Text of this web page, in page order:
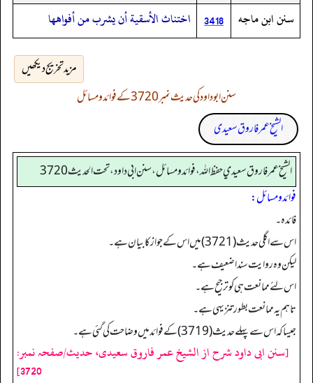
سنن ابن ماجه
3418 اختناث الأسقية أن يشرب من أفواهها
مزید تخریج دیکھیں
سنن ابوداود کی حدیث نمبر 3720 کے فوائد و مسائل
الشیخ عمر فاروق سعیدی
الشيخ عمر فاروق سعيدي حفظ الله، فوائد و مسائل، سنن ابي داود ، تحت الحديث 3720
فوائد ومسائل:
فائدہ۔
اس سے اگلی حدیث (3721) میں اس کے جواز کا بیان ہے۔
لیکن وہ روایت سندا ضعیف ہے۔
اس لئے ممانعت ہی کو ترجیح ہے۔
تاہم یہ ممانعت بطور تنزیہی ہے۔
جیسا کہ اس سے پہلے حدیث (3719) کے فوائد میں وضاحت کی گئی ہے۔
[سنن ابی داود شرح از الشیخ عمر فاروق سعیدی، حدیث/صفحہ نمبر:
3720]